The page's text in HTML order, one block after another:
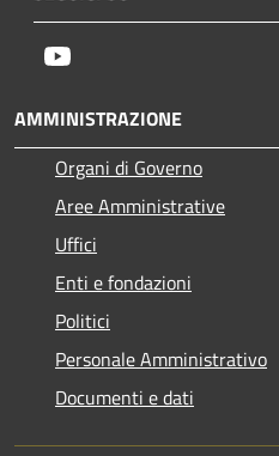
AMMINISTRAZIONE
Organi di Governo
Aree Amministrative
Uffici
Enti e fondazioni
Politici
Personale Amministrativo
Documenti e dati